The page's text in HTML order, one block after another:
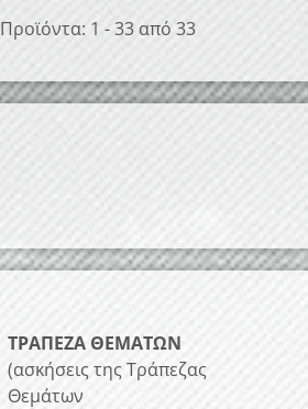
Προϊόντα: 1 - 33 από 33
ΤΡΑΠΕΖΑ ΘΕΜΑΤΩΝ
(ασκήσεις της Τράπεζας
Θεμάτων